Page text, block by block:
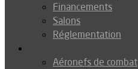
Financements
Salons
Réglementation
Aéronefs de combat